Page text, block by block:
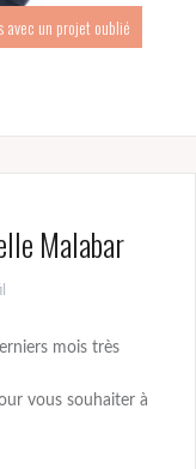
avec un projet oublié
Malabar
mois très
vous souhaiter à